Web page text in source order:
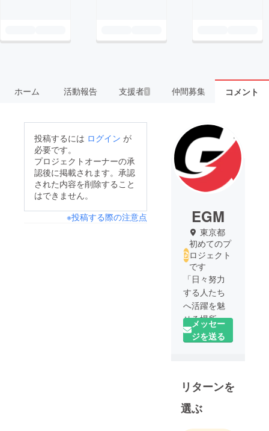
ホーム 活動報告 支援者 1 仲間募集 コメント
投稿するには ログイン が
必要です。
プロジェクトオーナーの承
認後に掲載されます。承認
された内容を削除すること
はできません。
※投稿する際の注意点
EGM
東京都
初めてのプ
ロジェクト
です
「日々努力
する人たち
へ活躍を魅
せる場所
に」
私たちは、
有志の大会
活動を始め
メッセー
ジを送る
リターンを
選ぶ